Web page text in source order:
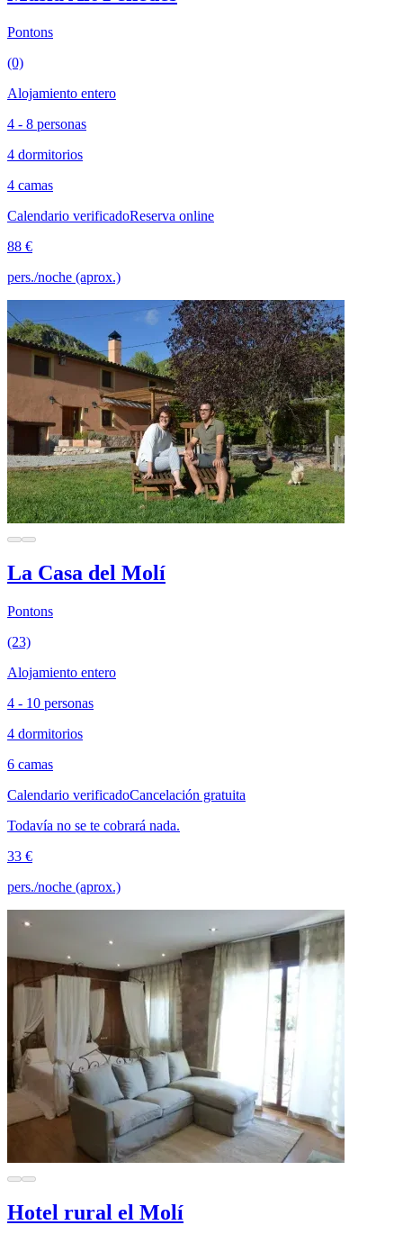
Pontons
(0)
Alojamiento entero
4 - 8 personas
4 dormitorios
4 camas
Calendario verificadoReserva online
88 €
pers./noche (aprox.)
La Casa del Molí
Pontons
(23)
Alojamiento entero
4 - 10 personas
4 dormitorios
6 camas
Calendario verificadoCancelación gratuita
Todavía no se te cobrará nada.
33 €
pers./noche (aprox.)
Hotel rural el Molí